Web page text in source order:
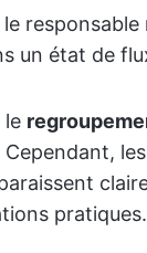
un état de
le
pratiques.